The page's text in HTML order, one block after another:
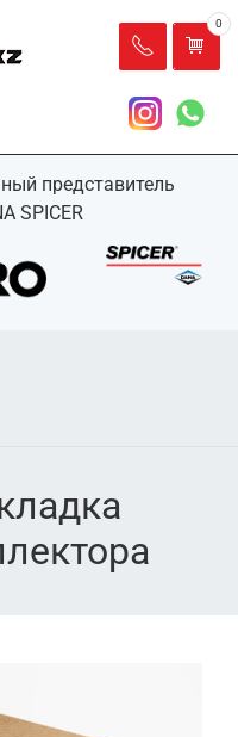
представитель
SPICER
0